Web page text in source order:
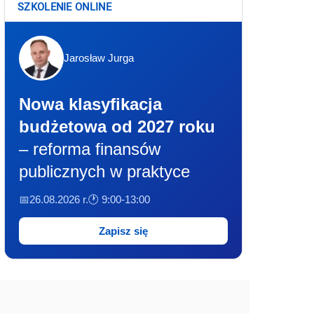
SZKOLENIE ONLINE
Jarosław Jurga
Nowa klasyfikacja
budżetowa od 2027 roku
– reforma finansów
publicznych w praktyce
📅26.08.2026 r.🕐 9:00-13:00
Zapisz się